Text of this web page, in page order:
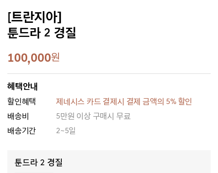
[트란지아]
툰드라 2 경질
100,000원
혜택안내
할인혜택
제네시스 카드 결제시 결제 금액의 5% 할인
배송비
5만원 이상 구매시 무료
배송기간
2~5일
툰드라 2 경질